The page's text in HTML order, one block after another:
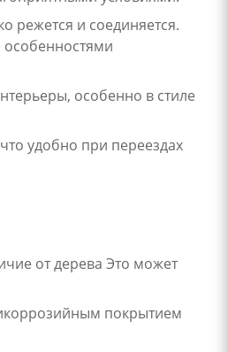
режется и соединяется.
особенностями
особенно в стиле
удобно при переездах
от дерева Это может
покрытием